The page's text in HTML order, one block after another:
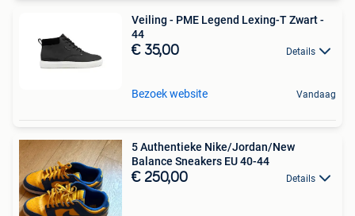
Veiling - PME Legend Lexing-T Zwart -
44
€ 35,00 Details
Bezoek website Vandaag
5 Authentieke Nike/Jordan/New
Balance Sneakers EU 40-44
€ 250,00 Details